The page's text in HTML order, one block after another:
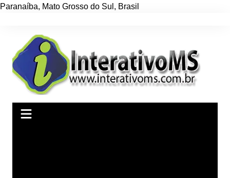
Paranaíba, Mato Grosso do Sul , Brasil
conteúdo